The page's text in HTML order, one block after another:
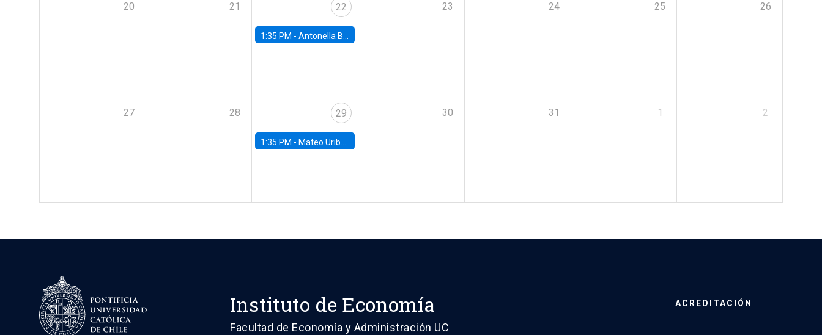
20 21 22
1:35 PM -Antonella Bancalari, Institute for Fiscal Studies (IFS) and Research Associate at University College London (UCL)
23 24 25 26
27 28 29
1:35 PM - Mateo Uribe-Castro, Universidad de los Andes (Colombia)
30 31 1 2
Instituto de Economía
Facultad de Economía y Administración UC
ACREDITACIÓN